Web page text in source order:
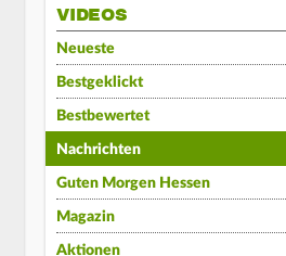
VIDEOS
Neueste
Bestgeklickt
Bestbewertet
Nachrichten
Guten Morgen Hessen
Magazin
Aktionen